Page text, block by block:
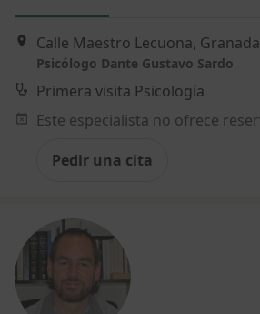
Calle Maestro Lecuona, Granada
Psicólogo Dante Gustavo Sardo
Primera visita Psicología
Pedir una cita